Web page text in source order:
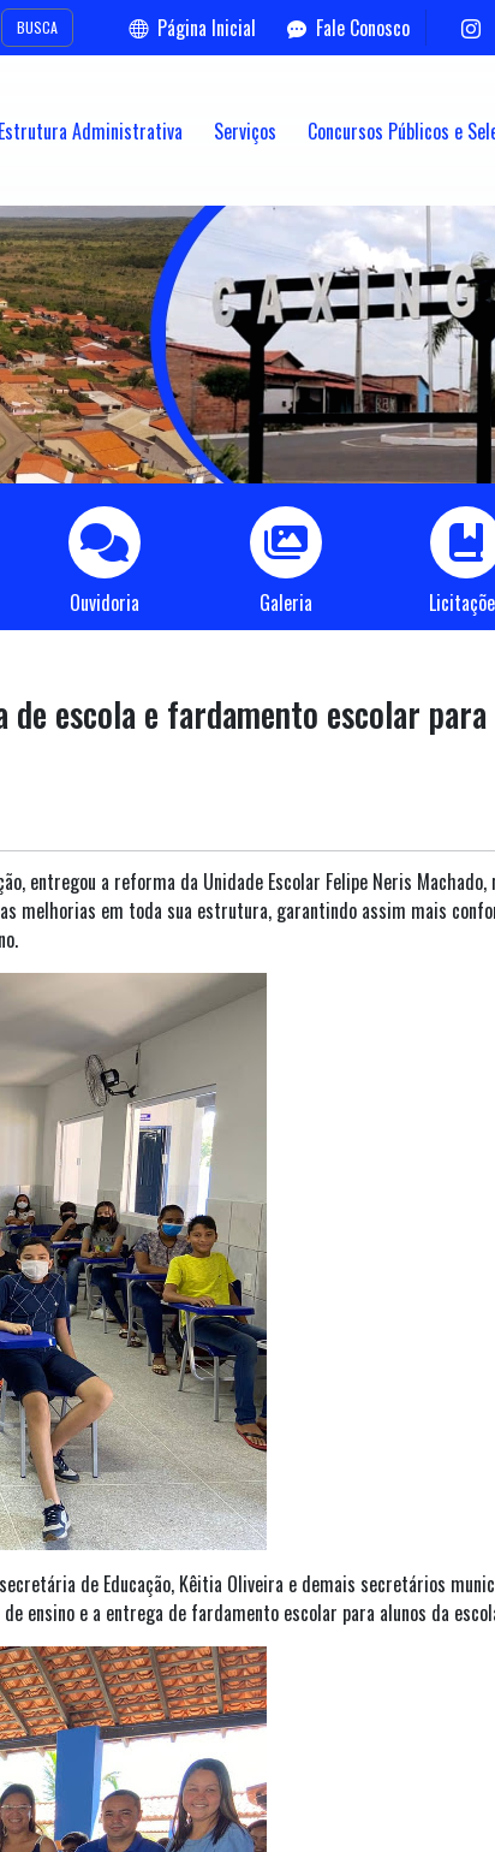
BUSCA Página Inicial Fale Conosco
Estrutura Administrativa Serviços Concursos Públicos e
Ouvidoria Galeria
escola e fardamento escolar para
entregou a reforma da Unidade Escolar Felipe Neris
melhorias em toda sua estrutura, garantindo assim mais
de Educação, Kêitia Oliveira e demais secretários
ensino e a entrega de fardamento escolar para alunos da